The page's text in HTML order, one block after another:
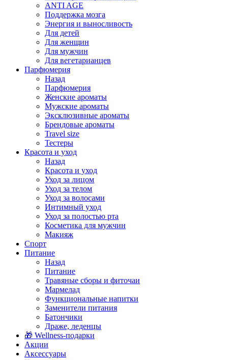
ANTI AGE
Поддержка мозга
Энергия и выносливость
Для детей
Для женщин
Для мужчин
Для вегетарианцев
Парфюмерия
Назад
Парфюмерия
Женские ароматы
Мужские ароматы
Эксклюзивные ароматы
Брендовые ароматы
Travel size
Тестеры
Красота и уход
Назад
Красота и уход
Уход за лицом
Уход за телом
Уход за волосами
Интимный уход
Уход за полостью рта
Косметика для мужчин
Макияж
Спорт
Питание
Назад
Питание
Травяные сборы и фиточаи
Мармелад
Функциональные напитки
Заменители питания
Батончики
Драже, леденцы
🎁 Wellness-подарки
Акции
Аксессуары